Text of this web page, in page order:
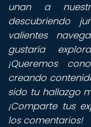
unan a
descubriendo
valientes
gustaría
¡Queremos
creando
sido tu hallazgo
¡Comparte tus
los comentarios!